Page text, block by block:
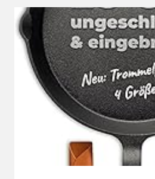
28
CM
GESCHLIFFEN,
UNIVERSELL,
NATÜRLICH
–
LANGLEBIGE
PFANNE
GUS…